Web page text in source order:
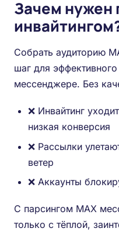
Зачем нужен
Собрать аудиторию
шаг для
мессенджере. Без
❌ Инвайтинг
низкая конверсия
❌ Рассылки
ветер
❌ Аккаунты
С парсингом MAX
только с тёплой,